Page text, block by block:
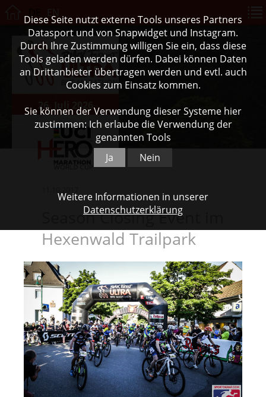
26. Juli 2026
Season Closing Event im
Hexenwald Trailpark
Diese Seite nutzt externe Tools unseres Partners
Datasport und von Snapwidget und Instagram.
Durch Ihre Zustimmung willigen Sie ein, dass diese
Tools geladen werden dürfen. Dabei können Daten
an Drittanbieter übertragen werden und evtl. auch
Cookies zum Einsatz kommen.
Sie können der Verwendung dieser Systeme hier
zustimmen: Ich erlaube die Verwendung der
genannten Tools
Ja
Nein
Weitere Informationen in unserer
Datenschutzerklärung